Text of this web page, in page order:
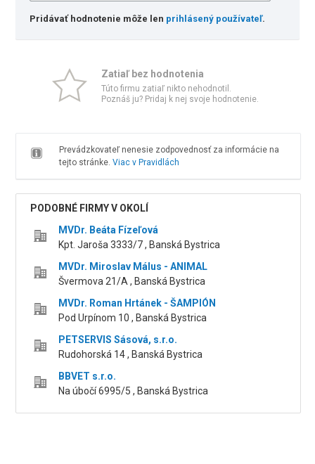
Pridávať hodnotenie môže len prihlásený používateľ.
Zatiaľ bez hodnotenia
Túto firmu zatiaľ nikto nehodnotil.
Poznáš ju? Pridaj k nej svoje hodnotenie.
Prevádzkovateľ nenesie zodpovednosť za informácie na
tejto stránke. Viac v Pravidlách
PODOBNÉ FIRMY V OKOLÍ
MVDr. Beáta Fízeľová
Kpt. Jaroša 3333/7 , Banská Bystrica
MVDr. Miroslav Málus - ANIMAL
Švermova 21/A , Banská Bystrica
MVDr. Roman Hrtánek - ŠAMPIÓN
Pod Urpínom 10 , Banská Bystrica
PETSERVIS Sásová, s.r.o.
Rudohorská 14 , Banská Bystrica
BBVET s.r.o.
Na úbočí 6995/5 , Banská Bystrica